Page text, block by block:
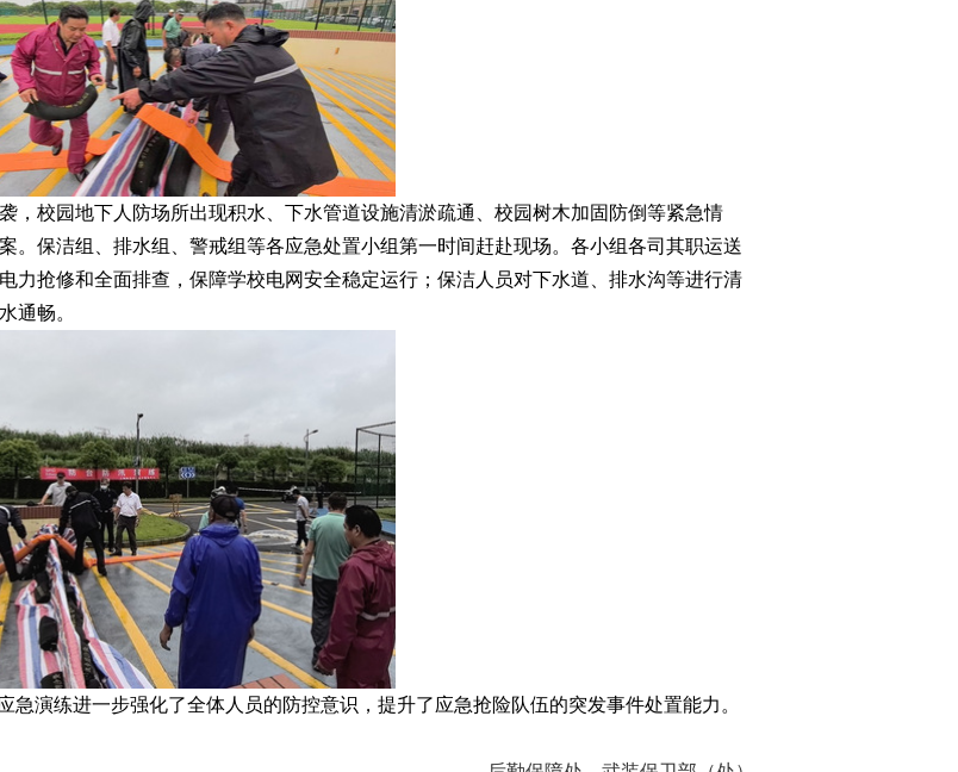
，校园地下人防场所出现积水、下水管道设施清淤疏通、校园树木加固防倒等紧急情
。保洁组、排水组、警戒组等各应急处置小组第一时间赶赴现场。各小组各司其职运送
力抢修和全面排查，保障学校电网安全稳定运行；保洁人员对下水道、排水沟等进行清
通畅。
急演练进一步强化了全体人员的防控意识，提升了应急抢险队伍的突发事件处置能力。